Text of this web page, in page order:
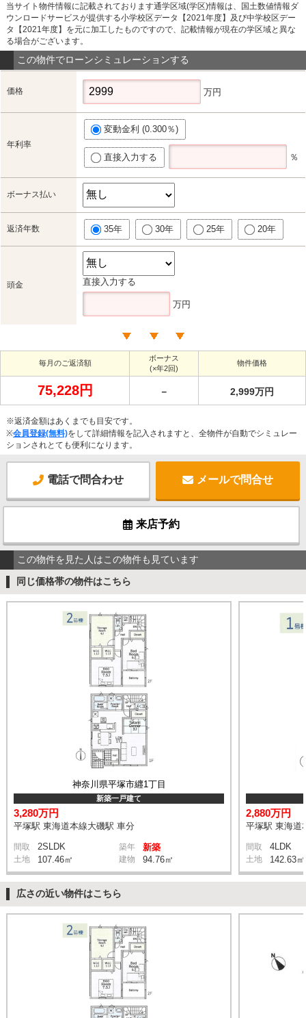
当サイト物件情報に記載されております通学区域(学区)情報は、国土数値情報ダ
ウンロードサービスが提供する小学校区データ【2021年度】及び中学校区デー
タ【2021年度】を元に加工したものですので、記載情報が現在の学区域と異な
る場合がございます。
この物件でローンシミュレーションする
価格 万円
年利率
変動金利 (0.300％)
直接入力する ％
ボーナス払い
返済年数 35年 30年 25年 20年
頭金 直接入力する
万円
毎月のご返済額
ボーナス
(×年2回)
物件価格
75,228円 － 2,999万円
※返済金額はあくまでも目安です。
※会員登録(無料)をして詳細情報を記入されますと、全物件が自動でシミュレー
ションされとても便利になります。
電話で問合わせ メールで問合せ
来店予約
この物件を見た人はこの物件も見ています
同じ価格帯の物件はこちら
神奈川県平塚市纒1丁目
新築一戸建て
3,280万円
平塚駅 東海道本線大磯駅 車分
間取 2SLDK 築年 新築
土地 107.46㎡ 建物 94.76㎡
2,880万円
平塚駅 東海道
間取 4LDK
土地 142.63㎡
広さの近い物件はこちら